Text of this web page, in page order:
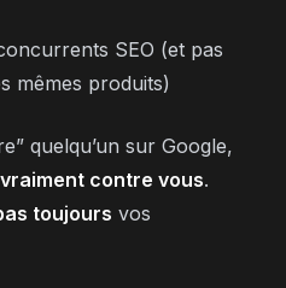
SEO (et pas
mêmes produits)
quelqu’un sur Google,
contre vous.
toujours vos